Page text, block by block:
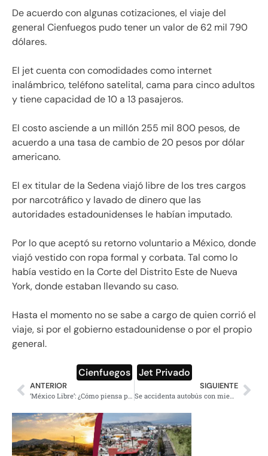
De acuerdo con algunas cotizaciones, el viaje del
general Cienfuegos pudo tener un valor de 62 mil 790
dólares.
El jet cuenta con comodidades como internet
inalámbrico, teléfono satelital, cama para cinco adultos
y tiene capacidad de 10 a 13 pasajeros.
El costo asciende a un millón 255 mil 800 pesos, de
acuerdo a una tasa de cambio de 20 pesos por dólar
americano.
El ex titular de la Sedena viajó libre de los tres cargos
por narcotráfico y lavado de dinero que las
autoridades estadounidenses le habían imputado.
Por lo que aceptó su retorno voluntario a México, donde
viajó vestido con ropa formal y corbata. Tal como lo
había vestido en la Corte del Distrito Este de Nueva
York, donde estaban llevando su caso.
Hasta el momento no se sabe a cargo de quien corrió el
viaje, si por el gobierno estadounidense o por el propio
general.
Cienfuegos Jet Privado
ANTERIOR SIGUIENTE
Se accidenta autobús con miembros de FRENAAA; hay dos muertos y 21 heridos